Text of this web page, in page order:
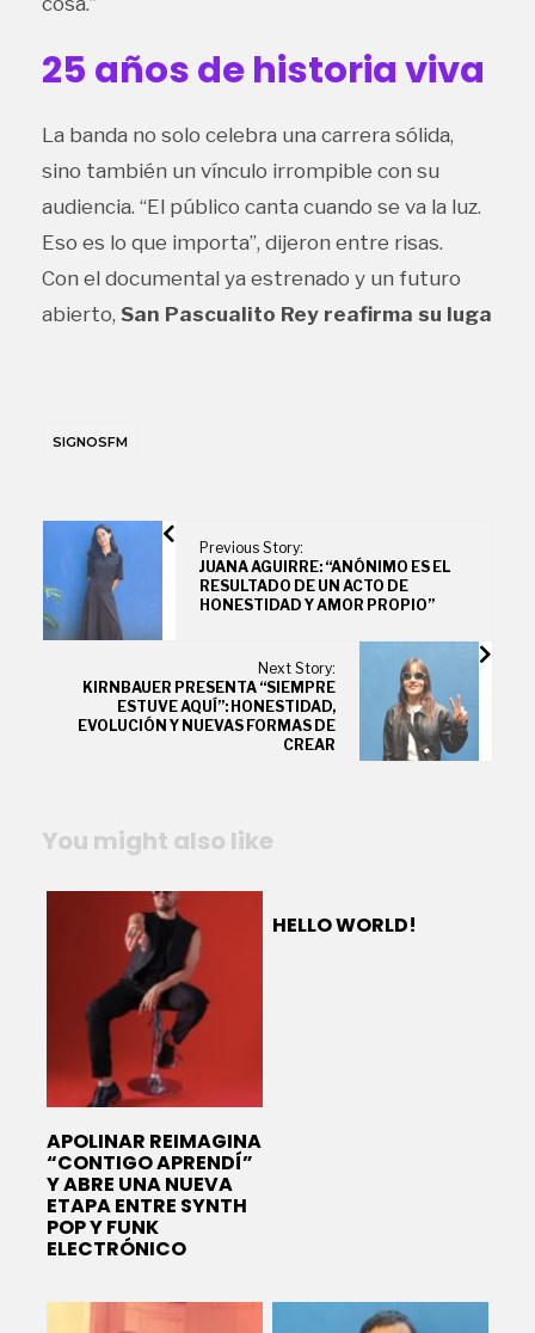
25 años de historia viva
La banda no solo celebra una carrera sólida,
sino también un vínculo irrompible con su
audiencia. “El público canta cuando se va la luz.
Eso es lo que importa”, dijeron entre risas.
Con el documental ya estrenado y un futuro
abierto, San Pascualito Rey reafirma su luga
SIGNOSFM
Previous Story:
JUANA AGUIRRE: “ANÓNIMO ES EL
RESULTADO DE UN ACTO DE
HONESTIDAD Y AMOR PROPIO”
Next Story:
KIRNBAUER PRESENTA “SIEMPRE
ESTUVE AQUÍ”: HONESTIDAD,
EVOLUCIÓN Y NUEVAS FORMAS DE
CREAR
You might also like
APOLINAR REIMAGINA
“CONTIGO APRENDÍ”
Y ABRE UNA NUEVA
ETAPA ENTRE SYNTH
POP Y FUNK
ELECTRÓNICO
HELLO WORLD!